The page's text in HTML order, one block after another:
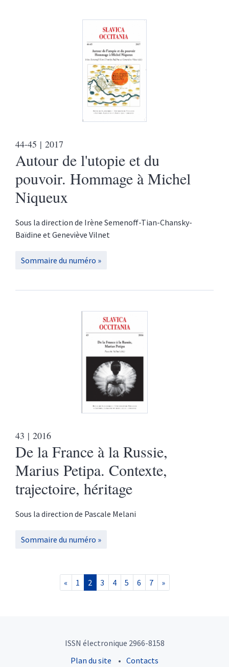
44-45 | 2017
Autour de l'utopie et du
pouvoir. Hommage à Michel
Niqueux
Sous la direction de Irène Semenoff-Tian-Chansky-
Baïdine etGeneviève Vilnet
Sommaire du numéro
43 | 2016
De la France à la Russie,
Marius Petipa. Contexte,
trajectoire, héritage
Sous la direction de Pascale Melani
Sommaire du numéro
« 1 2 3 4 5 6 7 »
ISSN électronique 2966-8158
Plan du site
Contacts